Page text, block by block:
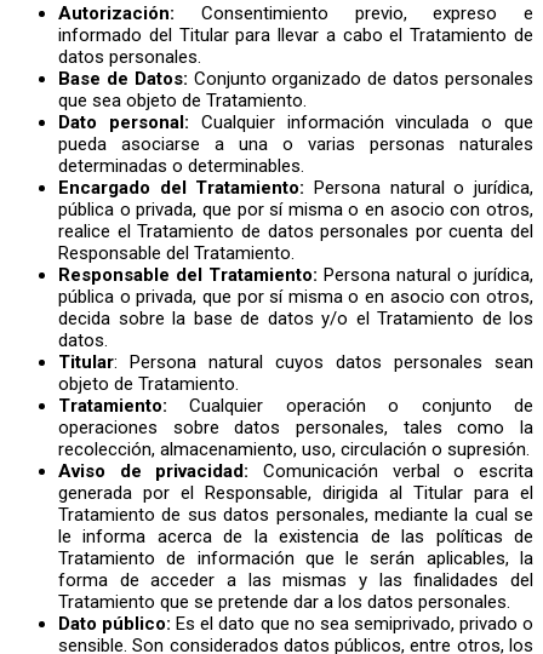
Autorización: Consentimiento previo, expreso e
informado del Titular para llevar a cabo el Tratamiento de
datos personales.
Base de Datos: Conjunto organizado de datos personales
que sea objeto de Tratamiento.
Dato personal: Cualquier información vinculada o que
pueda asociarse a una o varias personas naturales
determinadas o determinables.
Encargado del Tratamiento: Persona natural o jurídica,
pública o privada, que por sí misma o en asocio con otros,
realice el Tratamiento de datos personales por cuenta del
Responsable del Tratamiento.
Responsable del Tratamiento: Persona natural o jurídica,
pública o privada, que por sí misma o en asocio con otros,
decida sobre la base de datos y/o el Tratamiento de los
datos.
Titular: Persona natural cuyos datos personales sean
objeto de Tratamiento.
Tratamiento:Cualquier operación o conjunto de
operaciones sobre datos personales, tales como la
recolección, almacenamiento, uso, circulación o supresión.
Aviso de privacidad: Comunicación verbal o escrita
generada por el Responsable, dirigida al Titular para el
Tratamiento de sus datos personales, mediante la cual se
le informa acerca de la existencia de las políticas de
Tratamiento de información que le serán aplicables, la
forma de acceder a las mismas y las finalidades del
Tratamiento que se pretende dar a los datos personales.
Dato público:Es el dato que no sea semiprivado, privado o
sensible. Son considerados datos públicos, entre otros, los